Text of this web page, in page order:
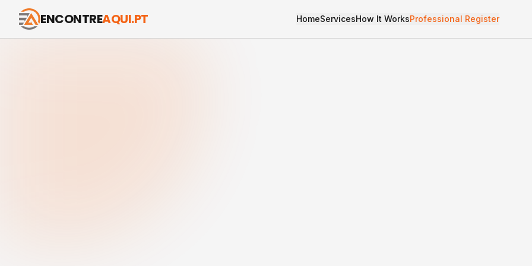
ENCONTREAQUI.PT HomeServicesHow It WorksProfessional Register